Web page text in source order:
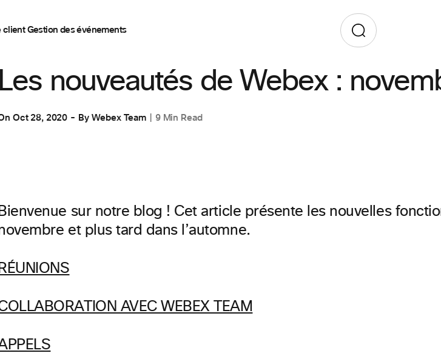
clientGestion des événements
Les nouveautés de Webex :
Oct 28, 2020 By Webex Team 9 Min Read
Bienvenue sur notre blog ! Cet article présente les nouvelles
et plus tard dans l’automne.
RÉUNIONS
AVEC WEBEX TEAM